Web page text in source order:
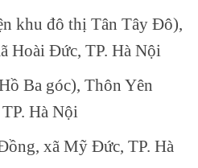
khu đô thị Tân Tây Đô),
Hoài Đức, TP. Hà Nội
Ba góc), Thôn Yên
Hà Nội
xã Mỹ Đức, TP. Hà